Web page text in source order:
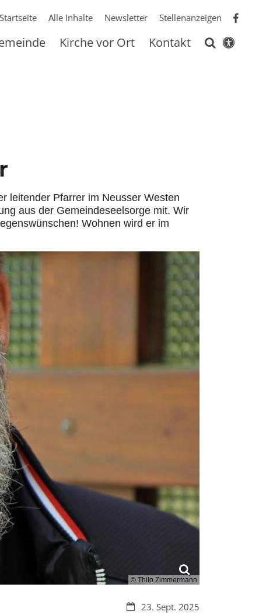
Startseite Alle Inhalte Newsletter Stellenanzeigen
Kirche vor Ort Kontakt
leitender Pfarrer im Neusser Westen
aus der Gemeindeseelsorge mit. Wir
Wohnen wird er im
© Thilo Zimmermann
Datum:23. Sept. 2025